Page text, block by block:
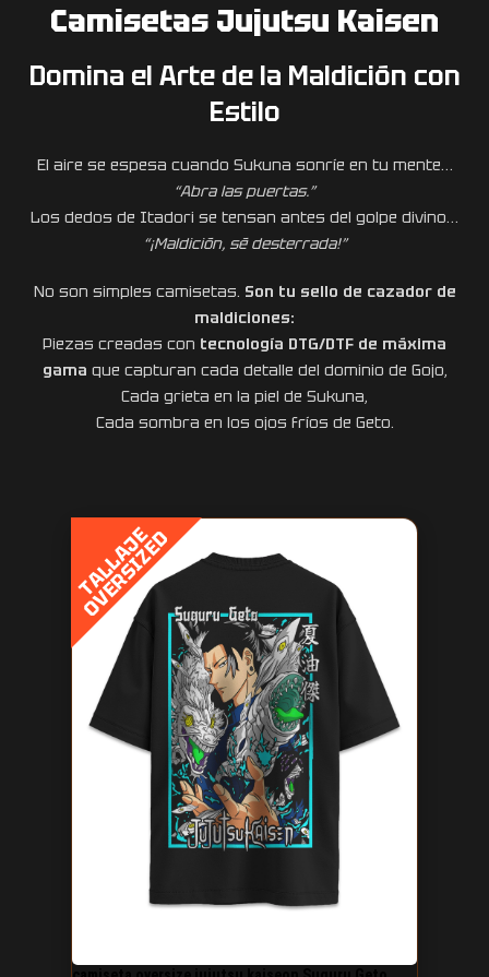
Camisetas Jujutsu Kaisen
Domina el Arte de la Maldición con
Estilo
El aire se espesa cuando Sukuna sonríe en tu mente…
“Abra las puertas.”
Los dedos de Itadori se tensan antes del golpe divino…
“¡Maldición, sé desterrada!”
No son simples camisetas. Son tu sello de cazador de
maldiciones:
Piezas creadas con tecnología DTG/DTF de máxima
gama que capturan cada detalle del dominio de Gojo,
Cada grieta en la piel de Sukuna,
Cada sombra en los ojos fríos de Geto.
T
A
L
L
A
J
E
O
V
E
R
S
I
Z
E
D